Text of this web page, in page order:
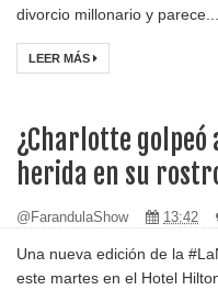
divorcio millonario y parece...
LEER MÁS
¿Charlotte golpeó
herida en su
@FarandulaShow 13:42
Una nueva edición de la
este martes en el Hotel